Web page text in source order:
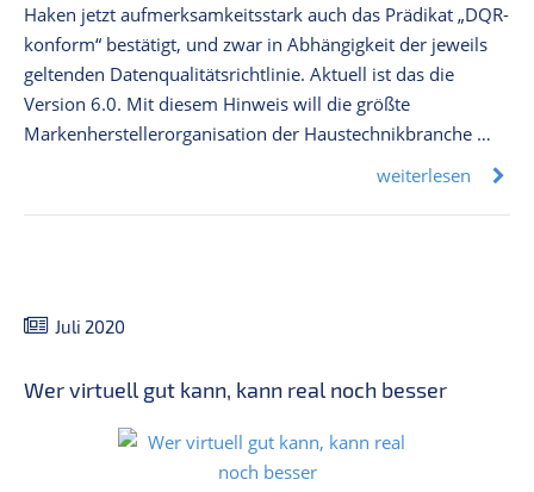
Haken jetzt aufmerksamkeitsstark auch das Prädikat „DQR-
konform“ bestätigt, und zwar in Abhängigkeit der jeweils
geltenden Datenqualitätsrichtlinie. Aktuell ist das die
Version 6.0. Mit diesem Hinweis will die größte
Markenherstellerorganisation der Haustechnikbranche …
weiterlesen
Juli 2020
Wer virtuell gut kann, kann real noch besser